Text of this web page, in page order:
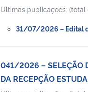
Ultimas publicações: (total
31/07/2026 – Edital
041/2026 – SELEÇÃO
DA RECEPÇÃO